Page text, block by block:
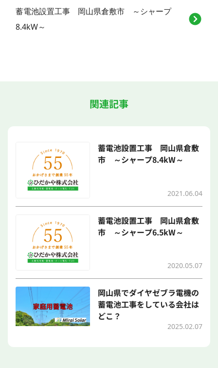
蓄電池設置工事 岡山県倉敷市 ～シャープ
8.4kW～
関連記事
蓄電池設置工事 岡山県倉敷
市 ～シャープ8.4kW～
2021.06.04
蓄電池設置工事 岡山県倉敷
市 ～シャープ6.5kW～
2020.05.07
岡山県でダイヤゼブラ電機の
蓄電池工事をしている会社は
どこ？
2025.02.07